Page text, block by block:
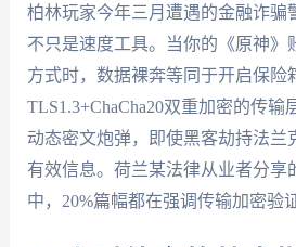
柏林玩家今年三月遭遇的金融诈骗
不只是速度工具。当你的《原神》
方式时，数据裸奔等同于开启保险
TLS1.3+ChaCha20双重加密的传
动态密文炮弹，即使黑客劫持法兰
有效信息。荷兰某法律从业者分享
中，20%篇幅都在强调传输加密验